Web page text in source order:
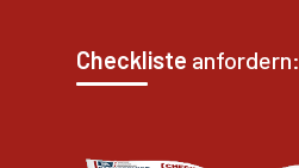
Checkliste anfordern: